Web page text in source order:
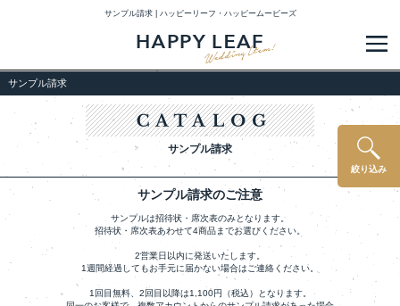
サンプル請求 | ハッピーリーフ・ハッピームービーズ
メ
サンプル請求
サンプル請求
絞り込み
サンプル請求のご注意
サンプルは招待状・席次表のみとなります。
招待状・席次表あわせて4商品までお選びください。
2営業日以内に発送いたします。
1週間経過してもお手元に届かない場合はご連絡ください。
1回目無料、2回目以降は1,100円（税込）となります。